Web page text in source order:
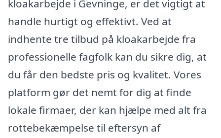
kloakarbejde i Gevninge, er det vigtigt at
handle hurtigt og effektivt. Ved at
indhente tre tilbud på kloakarbejde fra
professionelle fagfolk kan du sikre dig, at
du får den bedste pris og kvalitet. Vores
platform gør det nemt for dig at finde
lokale firmaer, der kan hjælpe med alt fra
rottebekæmpelse til eftersyn af